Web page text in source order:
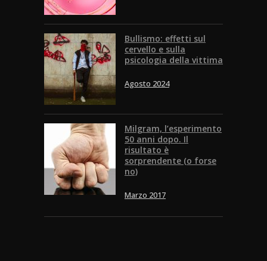
Bullismo: effetti sul
cervello e sulla
psicologia della vittima
Agosto 2024
Milgram, l’esperimento
50 anni dopo. Il
risultato è
sorprendente (o forse
no)
Marzo 2017